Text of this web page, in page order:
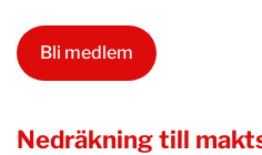
Bli medlem
Nedräkning till